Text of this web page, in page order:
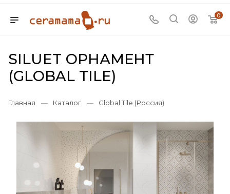
0
SILUET ОРНАМЕНТ
(GLOBAL TILE)
Главная — Каталог — Global Tile (Россия)